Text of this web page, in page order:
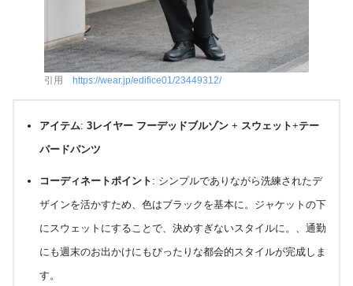
引用 https://wear.jp/edifice01/23449312/
アイテム: 3レイヤー フーデッドブルゾン + スウェット+テー
パードパンツ
コーディネートポイント : シンプルでありながら洗練されたデ
ザインを活かすため、色はブラックを基本に。ジャケットの下
にスウェットにすることで、決めすぎないスタイルに。、通勤
にも週末のお出かけにもぴったりな都会的スタイルが完成しま
す。